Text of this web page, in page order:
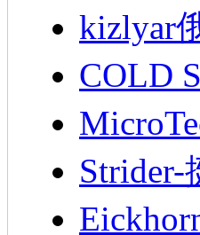
kizlyar
COLD
Strider-